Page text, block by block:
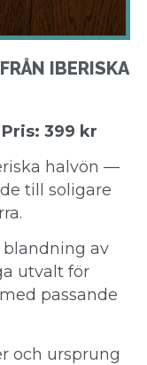
IBERISKA
399 kr
halvön —
till soligare
blandning av
utvalt för
passande
och ursprung